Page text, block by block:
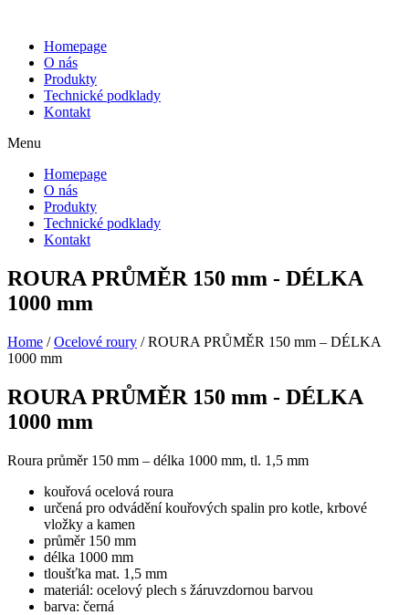
Homepage
O nás
Produkty
Technické podklady
Kontakt
Menu
Homepage
O nás
Produkty
Technické podklady
Kontakt
ROURA PRŮMĚR 150 mm - DÉLKA
1000 mm
Home /Ocelové roury / ROURA PRŮMĚR 150 mm – DÉLKA
1000 mm
ROURA PRŮMĚR 150 mm - DÉLKA
1000 mm
Roura průměr 150 mm – délka 1000 mm, tl. 1,5 mm
kouřová ocelová roura
určená pro odvádění kouřových spalin pro kotle, krbové
vložky a kamen
průměr 150 mm
délka 1000 mm
tloušťka mat. 1,5 mm
materiál: ocelový plech s žáruvzdornou barvou
barva: černá